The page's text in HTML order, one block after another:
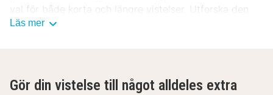
val för både korta och längre vistelser. Utforska den
livliga staden och njut av enkel tillgång till Marseilles
Centre Euromed
Läs mer
Gör din vistelse till något alldeles extra